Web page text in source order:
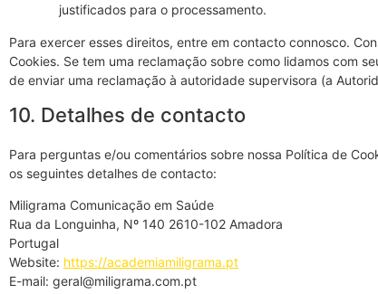
justificados para o processamento.
Para exercer esses direitos, entre em contacto connosco.
Cookies. Se tem uma reclamação sobre como lidamos com
de enviar uma reclamação à autoridade supervisora (a
10. Detalhes de contacto
Para perguntas e/ou comentários sobre nossa Política de
os seguintes detalhes de contacto:
Miligrama Comunicação em Saúde
Rua da Longuinha, Nº 140 2610-102 Amadora
Portugal
Website: https://academiamiligrama.pt
E-mail: geral@miligrama.com.pt